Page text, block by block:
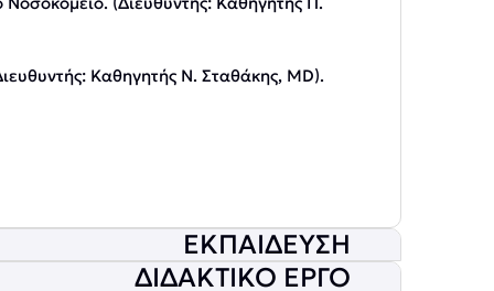
Καθηγητής Ν. Σταθάκης, MD).
ΕΚΠΑΙΔΕΥΣΗ
ΔΙΔΑΚΤΙΚΟ ΕΡΓΟ